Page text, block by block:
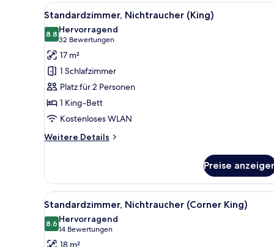
Alle
Fotos
für
Standardzimmer,
Nichtraucher
(King)
anzeigen
Ein Hotelzimmer mit einem
7
Standardzimmer, Nichtraucher (King)
8.88.8 von 10
Hervorragend
32 Bewertungen
(32
Bewertungen)
17 m²
1 Schlafzimmer
Platz für 2 Personen
1 King-Bett
Kostenloses WLAN
Weitere Details
Weitere
Nichtraucher
(King)
Preise
Alle
Fotos
für
Standardzimmer,
Ein Hotelzimmer mit Bett,
8
Standardzimmer, Nichtraucher (Corner King)
8.68.6 von 10
Hervorragend
14 Bewertungen
(14
Bewertungen)
18 m²